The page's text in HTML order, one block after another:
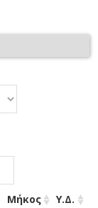
Μήκος
Υ.Δ.